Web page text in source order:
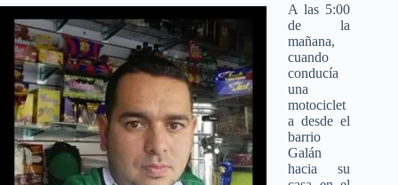
A las 5:00
de la
mañana,
cuando
conducía
una
motociclet
a desde el
barrio
Galán
hacia su